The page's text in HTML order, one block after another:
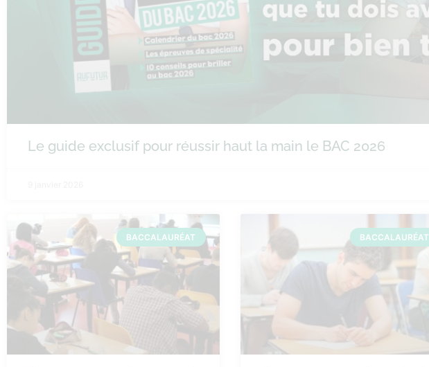
Le guide exclusif pour réussir haut la main le BAC 2026
BACCALAURÉAT BACCALAURÉAT